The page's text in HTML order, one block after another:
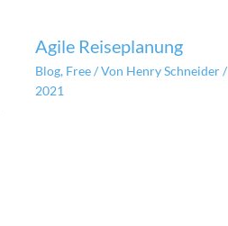
Agile Reiseplanung
Blog, Free/ Von Henry Schneider/
2021